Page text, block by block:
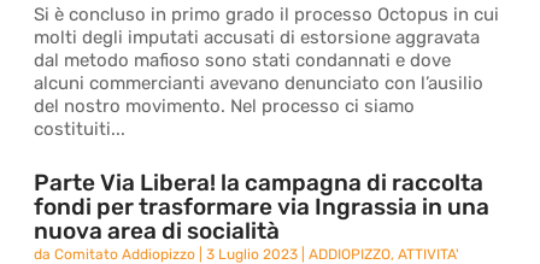
Si è concluso in primo grado il processo Octopus in cui
molti degli imputati accusati di estorsione aggravata
dal metodo mafioso sono stati condannati e dove
alcuni commercianti avevano denunciato con l’ausilio
del nostro movimento. Nel processo ci siamo
costituiti...
Parte Via Libera! la campagna di raccolta
fondi per trasformare via Ingrassia in una
nuova area di socialità
daComitato Addiopizzo |3 Luglio 2023 |ADDIOPIZZO,ATTIVITA'